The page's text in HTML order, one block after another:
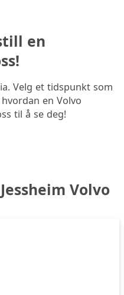
en
Velg et tidspunkt som
en Volvo
til å se deg!
Volvo